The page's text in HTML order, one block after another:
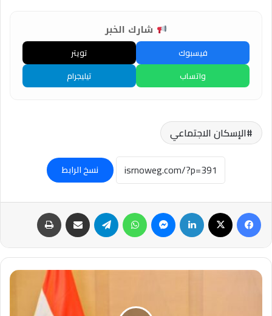
شارك الخبر
فيسبوك
تويتر
واتساب
تيليجرام
الإسكان الاجتماعي
نسخ الرابط
فيسبوك لينكدإن ماسنجر واتساب تيلقرام مشاركة عبر البريد
وزير